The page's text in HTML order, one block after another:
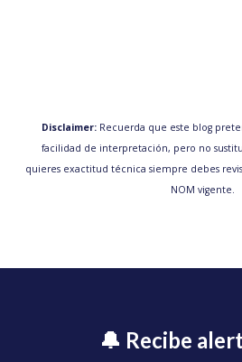
Disclaimer: Recuerda que este blog
facilidad de interpretación, pero no
quieres exactitud técnica siempre debes
NOM vigente.
🔔 Recibe